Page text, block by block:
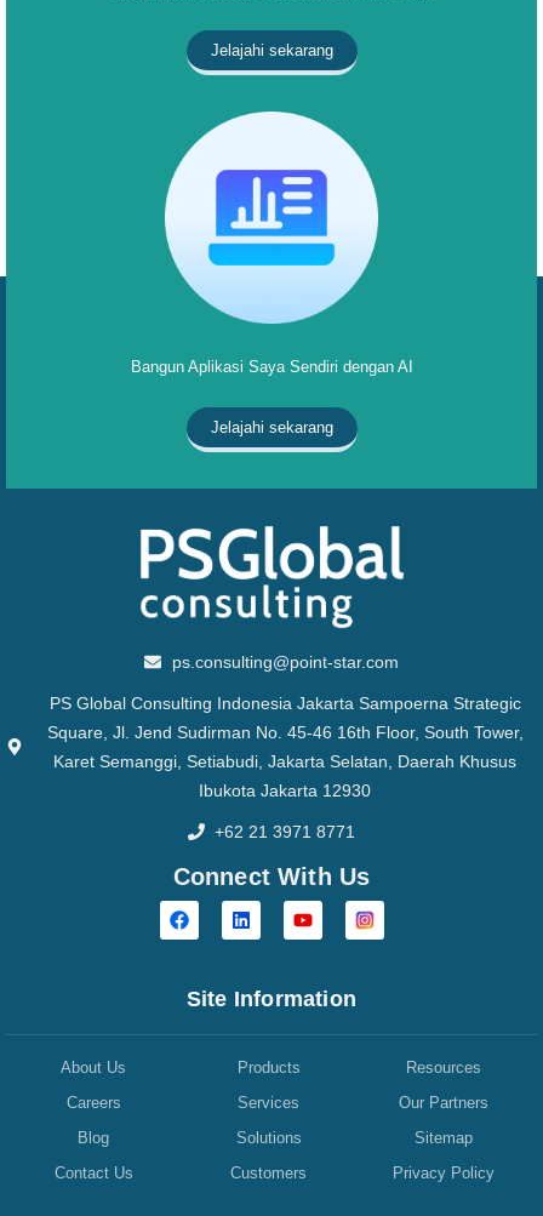
Jelajahi sekarang
Bangun Aplikasi Saya Sendiri dengan AI
Jelajahi sekarang
ps.consulting@point-star.com
PS Global Consulting Indonesia Jakarta Sampoerna Strategic
Square, Jl. Jend Sudirman No. 45-46 16th Floor, South Tower,
Karet Semanggi, Setiabudi, Jakarta Selatan, Daerah Khusus
Ibukota Jakarta 12930
+62 21 3971 8771
Connect With Us
Site Information
About Us
Careers
Blog
Contact Us
Products
Services
Solutions
Customers
Resources
Our Partners
Sitemap
Privacy Policy